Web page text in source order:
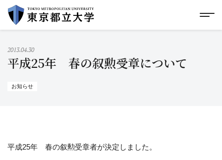
イ
グローバルメニューにスキップ メ
2013.04.30
平成25年 春の叙勲受章について
お知らせ
平成25年 春の叙勲受章者が決定しました。